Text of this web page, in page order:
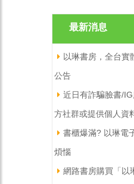
最新消息
以琳書房，全台實
公告
近日有詐騙臉書/
方社群或提供個人資
書櫃爆滿? 以琳電
煩惱
網路書房購買「以